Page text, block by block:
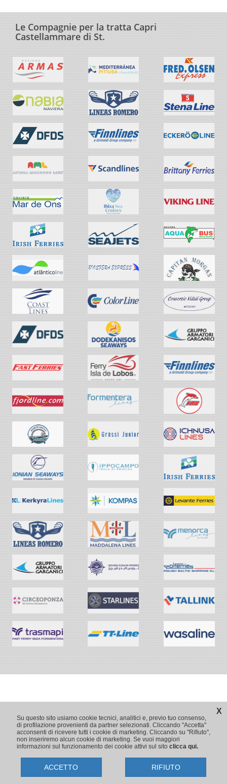
Le Compagnie per la tratta Capri
Castellammare di St.
X
Su questo sito usiamo cookie tecnici, analitici e, previo tuo consenso,
di profilazione provenienti da partner selezionati. Cliccando "Accetta"
acconsenti di ricevere tutti i cookie di marketing. Cliccando su "Rifiuto",
non inseriremo alcun cookie di marketing. Se vuoi maggiori
informazioni sul funzionamento dei cookie attivi sul sito clicca qui.
ACCETTO RIFIUTO